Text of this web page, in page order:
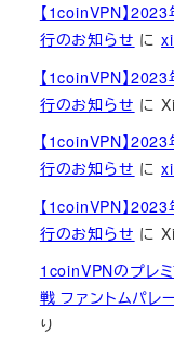
【1coinVPN】
行のお知らせ に
【1coinVPN】
行のお知らせ に
【1coinVPN】
行のお知らせ に
【1coinVPN】
行のお知らせ に
1coinVPNのプレ
戦 ファントムパレ
り